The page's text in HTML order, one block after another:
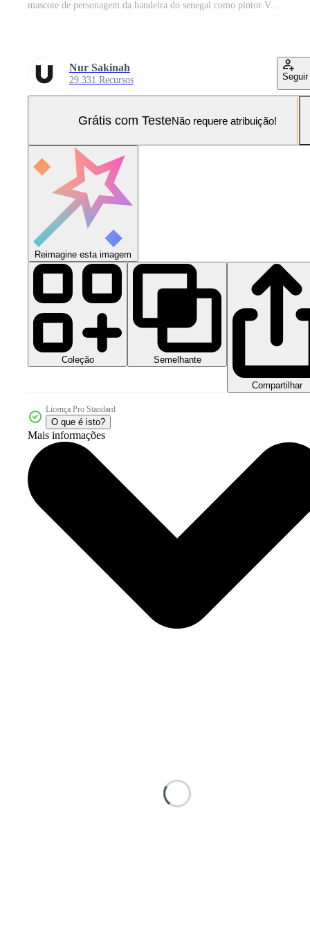
mascote de personagem da bandeira do senegal como pintor Vetor Pro e SVG Pro
Nur Sakinah
29.331 Recursos Seguir
Grátis com TesteNão requere atribuição!
Reimagine esta imagem
Coleção Semelhante
Compartilhar
Licença Pro Standard
O que é isto?
Mais informações